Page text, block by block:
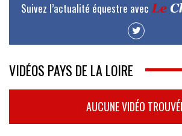
Suivez l’actualité équestre avec
VIDÉOS PAYS DE LA LOIRE
AUCUNE VIDÉO